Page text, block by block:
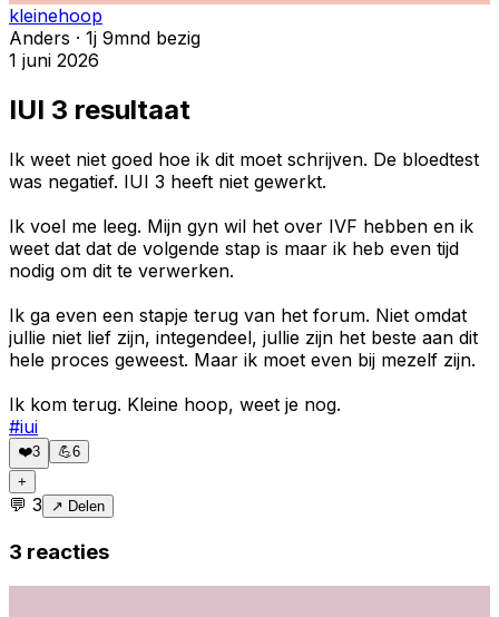
kleinehoop
Anders · 1j 9mnd bezig
1 juni 2026
IUI 3 resultaat
Ik weet niet goed hoe ik dit moet schrijven. De bloedtest
was negatief. IUI 3 heeft niet gewerkt.
Ik voel me leeg. Mijn gyn wil het over IVF hebben en ik
weet dat dat de volgende stap is maar ik heb even tijd
nodig om dit te verwerken.
Ik ga even een stapje terug van het forum. Niet omdat
jullie niet lief zijn, integendeel, jullie zijn het beste aan dit
hele proces geweest. Maar ik moet even bij mezelf zijn.
Ik kom terug. Kleine hoop, weet je nog.
#iui
❤️3 💪6
+
💬 3 ↗ Delen
3 reacties